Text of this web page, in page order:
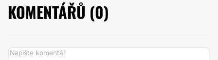
KOMENTÁŘŮ (0)